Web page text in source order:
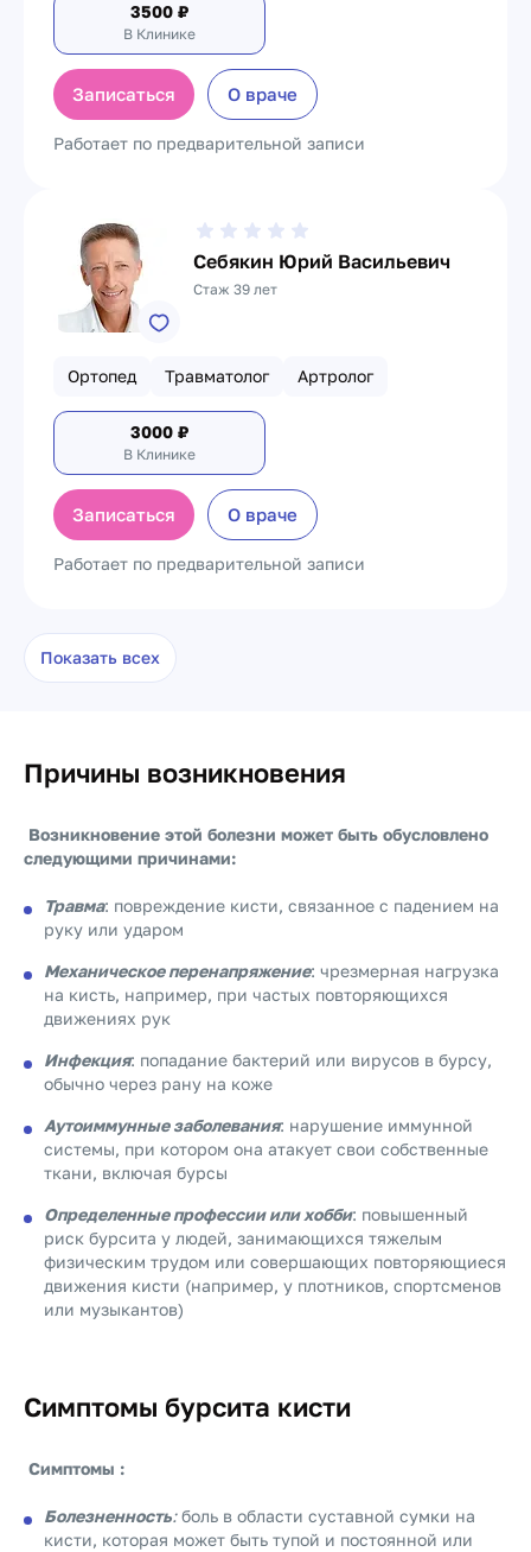
3500 ₽
В Клинике
Записаться О враче
Работает по предварительной записи
Себякин Юрий Васильевич
Стаж 39 лет
Ортопед Травматолог Артролог
3000 ₽
В Клинике
Записаться О враче
Работает по предварительной записи
Показать всех
Причины возникновения
Возникновение этой болезни может быть обусловлено
следующими причинами:
Травма: повреждение кисти, связанное с падением на
руку или ударом
Механическое перенапряжение: чрезмерная нагрузка
на кисть, например, при частых повторяющихся
движениях рук
Инфекция: попадание бактерий или вирусов в бурсу,
обычно через рану на коже
Аутоиммунные заболевания: нарушение иммунной
системы, при котором она атакует свои собственные
ткани, включая бурсы
Определенные профессии или хобби: повышенный
риск бурсита у людей, занимающихся тяжелым
физическим трудом или совершающих повторяющиеся
движения кисти (например, у плотников, спортсменов
или музыкантов)
Симптомы бурсита кисти
Симптомы :
Болезненность:боль в области суставной сумки на
кисти, которая может быть тупой и постоянной или